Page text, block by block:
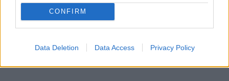
CONFIRM
Data Deletion Data Access Privacy Policy
Sutinku sutaisyklėmis
Privacy Policy